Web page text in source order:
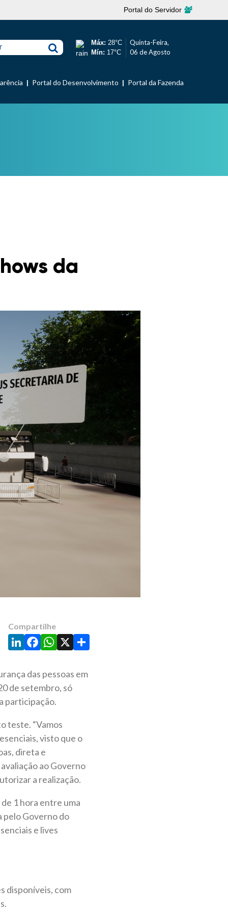
Portal do Servidor
Máx: 28°C
Mín: 17°C
Quinta-Feira,
06 de Agosto
Portal do Desenvolvimento Portal da Fazenda
da
Compartilhe
LinkedIn
Facebook
WhatsApp
X Share
das pessoas em
de setembro, só
participação.
teste. “Vamos
visto que o
direta e
ao Governo
a realização.
1 hora entre uma
pelo Governo do
e lives
disponíveis, com